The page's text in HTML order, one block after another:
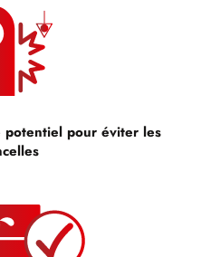
potentiel pour éviter les